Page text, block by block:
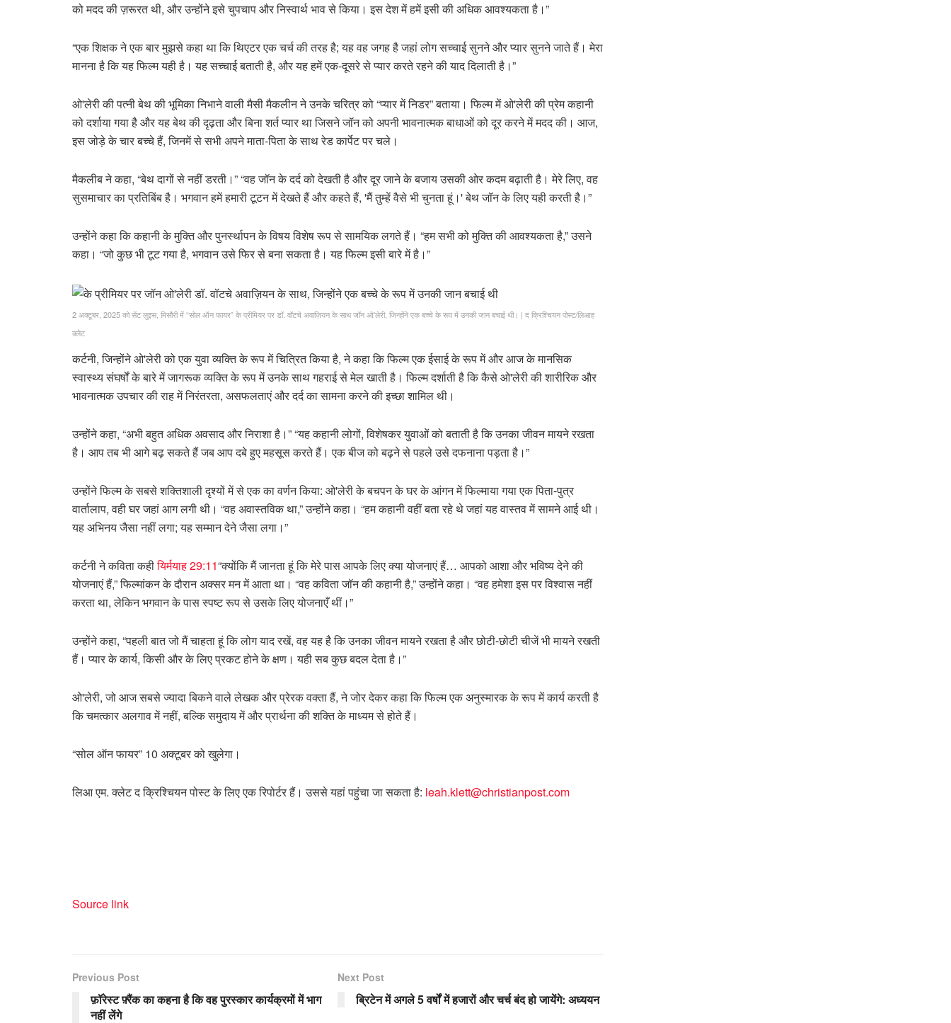
को मदद की ज़रूरत थी, और उन्होंने इसे चुपचाप और निस्वार्थ भाव से किया। इस देश में हमें इसी की अधिक आवश्यकता है।”
“एक शिक्षक ने एक बार मुझसे कहा था कि थिएटर एक चर्च की तरह है; यह वह जगह है जहां लोग सच्चाई सुनने और प्यार सुनने जाते हैं। मेरा
मानना ​​है कि यह फिल्म यही है। यह सच्चाई बताती है, और यह हमें एक-दूसरे से प्यार करते रहने की याद दिलाती है।”
ओ'लेरी की पत्नी बेथ की भूमिका निभाने वाली मैसी मैकलीन ने उनके चरित्र को “प्यार में निडर” बताया। फिल्म में ओ'लेरी की प्रेम कहानी
को दर्शाया गया है और यह बेथ की दृढ़ता और बिना शर्त प्यार था जिसने जॉन को अपनी भावनात्मक बाधाओं को दूर करने में मदद की। आज,
इस जोड़े के चार बच्चे हैं, जिनमें से सभी अपने माता-पिता के साथ रेड कार्पेट पर चले।
मैकलीब ने कहा, “बेथ दागों से नहीं डरती।” “वह जॉन के दर्द को देखती है और दूर जाने के बजाय उसकी ओर कदम बढ़ाती है। मेरे लिए, वह
सुसमाचार का प्रतिबिंब है। भगवान हमें हमारी टूटन में देखते हैं और कहते हैं, 'मैं तुम्हें वैसे भी चुनता हूं।' बेथ जॉन के लिए यही करती है।”
उन्होंने कहा कि कहानी के मुक्ति और पुनर्स्थापन के विषय विशेष रूप से सामयिक लगते हैं। “हम सभी को मुक्ति की आवश्यकता है,” उसने
कहा। “जो कुछ भी टूट गया है, भगवान उसे फिर से बना सकता है। यह फिल्म इसी बारे में है।”
2 अक्टूबर, 2025 को सेंट लुइस, मिसौरी में “सोल ऑन फायर” के प्रीमियर पर डॉ. वॉटचे अवाज़ियन के साथ जॉन ओ'लेरी, जिन्होंने एक बच्चे के रूप में उनकी जान बचाई थी। | द क्रिश्चियन पोस्ट/लिआह
क्लेट
कर्टनी, जिन्होंने ओ'लेरी को एक युवा व्यक्ति के रूप में चित्रित किया है, ने कहा कि फिल्म एक ईसाई के रूप में और आज के मानसिक
स्वास्थ्य संघर्षों के बारे में जागरूक व्यक्ति के रूप में उनके साथ गहराई से मेल खाती है। फिल्म दर्शाती है कि कैसे ओ'लेरी की शारीरिक और
भावनात्मक उपचार की राह में निरंतरता, असफलताएं और दर्द का सामना करने की इच्छा शामिल थी।
उन्होंने कहा, “अभी बहुत अधिक अवसाद और निराशा है।” “यह कहानी लोगों, विशेषकर युवाओं को बताती है कि उनका जीवन मायने रखता
है। आप तब भी आगे बढ़ सकते हैं जब आप दबे हुए महसूस करते हैं। एक बीज को बढ़ने से पहले उसे दफनाना पड़ता है।”
उन्होंने फिल्म के सबसे शक्तिशाली दृश्यों में से एक का वर्णन किया: ओ'लेरी के बचपन के घर के आंगन में फिल्माया गया एक पिता-पुत्र
वार्तालाप, वही घर जहां आग लगी थी। “वह अवास्तविक था,” उन्होंने कहा। “हम कहानी वहीं बता रहे थे जहां यह वास्तव में सामने आई थी।
यह अभिनय जैसा नहीं लगा; यह सम्मान देने जैसा लगा।”
कर्टनी ने कविता कहीयिर्मयाह 29:11“क्योंकि मैं जानता हूं कि मेरे पास आपके लिए क्या योजनाएं हैं… आपको आशा और भविष्य देने की
योजनाएं हैं,” फिल्मांकन के दौरान अक्सर मन में आता था। “वह कविता जॉन की कहानी है,” उन्होंने कहा। “वह हमेशा इस पर विश्वास नहीं
करता था, लेकिन भगवान के पास स्पष्ट रूप से उसके लिए योजनाएँ थीं।”
उन्होंने कहा, “पहली बात जो मैं चाहता हूं कि लोग याद रखें, वह यह है कि उनका जीवन मायने रखता है और छोटी-छोटी चीजें भी मायने रखती
हैं। प्यार के कार्य, किसी और के लिए प्रकट होने के क्षण। यही सब कुछ बदल देता है।”
ओ'लेरी, जो आज सबसे ज्यादा बिकने वाले लेखक और प्रेरक वक्ता हैं, ने जोर देकर कहा कि फिल्म एक अनुस्मारक के रूप में कार्य करती है
कि चमत्कार अलगाव में नहीं, बल्कि समुदाय में और प्रार्थना की शक्ति के माध्यम से होते हैं।
“सोल ऑन फायर” 10 अक्टूबर को खुलेगा।
लिआ एम. क्लेट द क्रिश्चियन पोस्ट के लिए एक रिपोर्टर हैं। उससे यहां पहुंचा जा सकता है: leah.klett@christianpost.com
Source link
Previous Post
फ़ॉरेस्ट फ़्रैंक का कहना है कि वह पुरस्कार कार्यक्रमों में भाग
नहीं लेंगे
Next Post
ब्रिटेन में अगले 5 वर्षों में हजारों और चर्च बंद हो जायेंगे: अध्ययन